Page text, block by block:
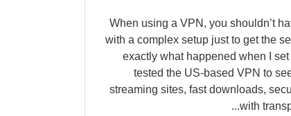
When using a VPN, you shouldn’t
with a complex setup just to get the
exactly what happened when I
tested the US-based VPN to
streaming sites, fast downloads,
with